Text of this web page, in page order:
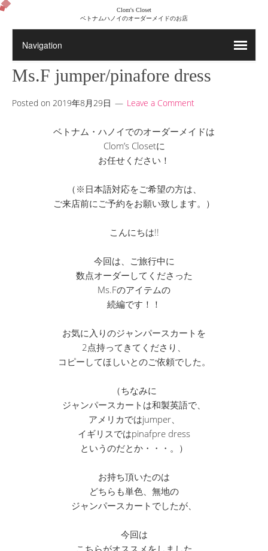
Clom's Closet
ベトナムハノイのオーダーメイドのお店
Ms.F jumper/pinafore dress
Posted on 2019年8月29日 Leave a Comment
ベトナム・ハノイでのオーダーメイドは
Clom’s Closetに
お任せください！
（※日本語対応をご希望の方は、
ご来店前にご予約をお願い致します。）
こんにちは!!
今回は、ご旅行中に
数点オーダーしてくださった
Ms.Fのアイテムの
続編です！！
お気に入りのジャンパースカートを
2点持ってきてくださり、
コピーしてほしいとのご依頼でした。
（ちなみに
ジャンパースカートは和製英語で、
アメリカではjumper、
イギリスではpinafpre dress
というのだとか・・・。）
お持ち頂いたのは
どちらも単色、無地の
ジャンパースカートでしたが、
今回は
こちらがオススメをしました